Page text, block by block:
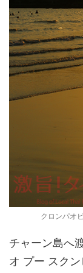
クロンパオ
チャーン島へ
オ プー スク